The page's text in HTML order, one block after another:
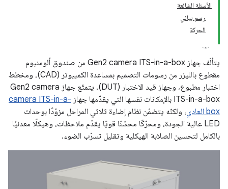
الأسئلة الشائعة
رسم بياني
الحركة
يتألّف جهاز Gen2 camera ITS-in-a-box من صندوق ألومنيوم
مقطوع بالليزر من رسومات التصميم بمساعدة الكمبيوتر (CAD)، ومخطط
اختبار مطبوع، وجهاز قيد الاختبار (DUT). يتمتّع جهاز Gen2 camera
ITS-in-a-box بالإمكانات نفسها التي يقدّمها جهاز
camera ITS-in-a-
box العادي
، ولكنّه يتضمّن نظام إضاءة ثلاثي المراحل مزوّدًا بوحدات
LED عالية الجودة، ومحرّكًا محسّنًا قويًا يقدّم ملاحظات، وهيكلًا معدنيًا
بالكامل لتحسين الصلابة الهيكلية وتقليل تسرّب الضوء.